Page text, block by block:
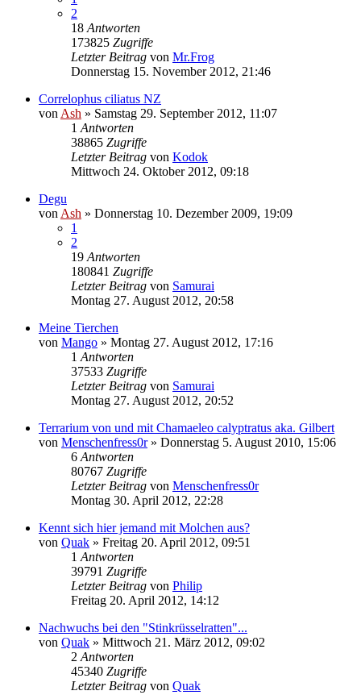
2
18 Antworten
173825 Zugriffe
Letzter Beitrag von Mr.Frog
Donnerstag 15. November 2012, 21:46
Correlophus ciliatus NZ
von Ash » Samstag 29. September 2012, 11:07
1 Antworten
38865 Zugriffe
Letzter Beitrag von Kodok
Mittwoch 24. Oktober 2012, 09:18
Degu
von Ash » Donnerstag 10. Dezember 2009, 19:09
1
2
19 Antworten
180841 Zugriffe
Letzter Beitrag von Samurai
Montag 27. August 2012, 20:58
Meine Tierchen
von Mango » Montag 27. August 2012, 17:16
1 Antworten
37533 Zugriffe
Letzter Beitrag von Samurai
Montag 27. August 2012, 20:52
Terrarium von und mit Chamaeleo calyptratus aka. Gilbert
von Menschenfress0r» Donnerstag 5. August 2010, 15:06
6 Antworten
80767 Zugriffe
Letzter Beitrag von Menschenfress0r
Montag 30. April 2012, 22:28
Kennt sich hier jemand mit Molchen aus?
von Quak » Freitag 20. April 2012, 09:51
1 Antworten
39791 Zugriffe
Letzter Beitrag von Philip
Freitag 20. April 2012, 14:12
Nachwuchs bei den "Stinkrüsselratten"...
von Quak » Mittwoch 21. März 2012, 09:02
2 Antworten
45340 Zugriffe
Letzter Beitrag von Quak